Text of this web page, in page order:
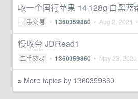
收一个国行苹果 14 128g 白黑蓝
二手交易 • 1360359860 • Aug 2, 2024
慢收台 JDRead1
二手交易 • 1360359860 • May 23, 2020
» More topics by 1360359860